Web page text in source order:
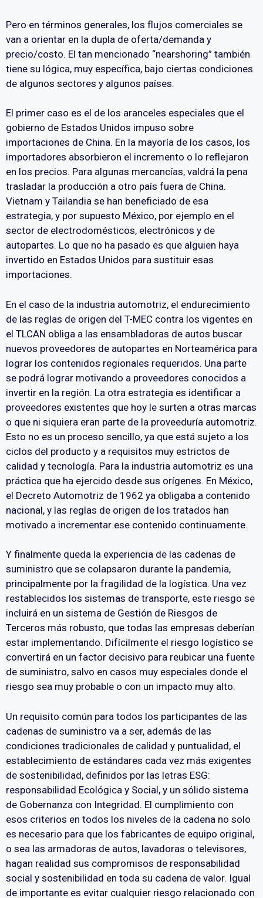
Pero en términos generales, los flujos comerciales se
van a orientar en la dupla de oferta/demanda y
precio/costo. El tan mencionado “nearshoring” también
tiene su lógica, muy específica, bajo ciertas condiciones
de algunos sectores y algunos países.
El primer caso es el de los aranceles especiales que el
gobierno de Estados Unidos impuso sobre
importaciones de China. En la mayoría de los casos, los
importadores absorbieron el incremento o lo reflejaron
en los precios. Para algunas mercancías, valdrá la pena
trasladar la producción a otro país fuera de China.
Vietnam y Tailandia se han beneficiado de esa
estrategia, y por supuesto México, por ejemplo en el
sector de electrodomésticos, electrónicos y de
autopartes. Lo que no ha pasado es que alguien haya
invertido en Estados Unidos para sustituir esas
importaciones.
En el caso de la industria automotriz, el endurecimiento
de las reglas de origen del T-MEC contra los vigentes en
el TLCAN obliga a las ensambladoras de autos buscar
nuevos proveedores de autopartes en Norteamérica para
lograr los contenidos regionales requeridos. Una parte
se podrá lograr motivando a proveedores conocidos a
invertir en la región. La otra estrategia es identificar a
proveedores existentes que hoy le surten a otras marcas
o que ni siquiera eran parte de la proveeduría automotriz.
Esto no es un proceso sencillo, ya que está sujeto a los
ciclos del producto y a requisitos muy estrictos de
calidad y tecnología. Para la industria automotriz es una
práctica que ha ejercido desde sus orígenes. En México,
el Decreto Automotriz de 1962 ya obligaba a contenido
nacional, y las reglas de origen de los tratados han
motivado a incrementar ese contenido continuamente.
Y finalmente queda la experiencia de las cadenas de
suministro que se colapsaron durante la pandemia,
principalmente por la fragilidad de la logística. Una vez
restablecidos los sistemas de transporte, este riesgo se
incluirá en un sistema de Gestión de Riesgos de
Terceros más robusto, que todas las empresas deberían
estar implementando. Difícilmente el riesgo logístico se
convertirá en un factor decisivo para reubicar una fuente
de suministro, salvo en casos muy especiales donde el
riesgo sea muy probable o con un impacto muy alto.
Un requisito común para todos los participantes de las
cadenas de suministro va a ser, además de las
condiciones tradicionales de calidad y puntualidad, el
establecimiento de estándares cada vez más exigentes
de sostenibilidad, definidos por las letras ESG:
responsabilidad Ecológica y Social, y un sólido sistema
de Gobernanza con Integridad. El cumplimiento con
esos criterios en todos los niveles de la cadena no solo
es necesario para que los fabricantes de equipo original,
o sea las armadoras de autos, lavadoras o televisores,
hagan realidad sus compromisos de responsabilidad
social y sostenibilidad en toda su cadena de valor. Igual
de importante es evitar cualquier riesgo relacionado con